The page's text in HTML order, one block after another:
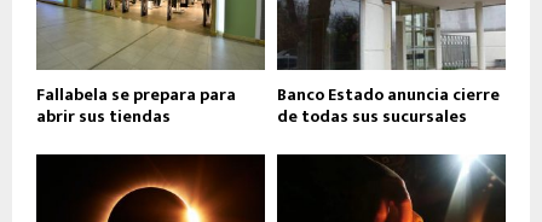
Fallabela se prepara para
abrir sus tiendas
Banco Estado anuncia cierre
de todas sus sucursales